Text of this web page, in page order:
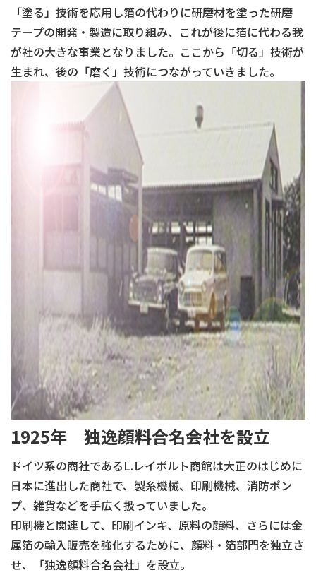
「塗る」技術を応用し箔の代わりに研磨材を塗った研磨
テープの開発・製造に取り組み、これが後に箔に代わる我
が社の大きな事業となりました。ここから「切る」技術が
生まれ、後の「磨く」技術につながっていきました。
1925年 独逸顔料合名会社を設立
ドイツ系の商社であるL.レイボルト商館は大正のはじめに
日本に進出した商社で、製糸機械、印刷機械、消防ポン
プ、雑貨などを手広く扱っていました。
印刷機と関連して、印刷インキ、原料の顔料、さらには金
属箔の輸入販売を強化するために、顔料・箔部門を独立さ
せ、「独逸顔料合名会社」を設立。